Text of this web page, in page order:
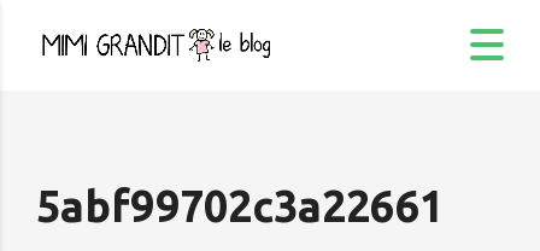
5abf99702c3a22661